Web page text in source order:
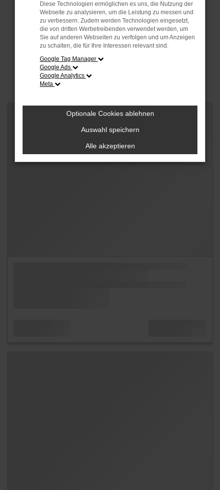
Diese Technologien ermöglichen es uns, die Nutzung der
Webseite zu analysieren, um die Leistung zu messen und
zu verbessern. Zudem werden Technologien eingesetzt,
die von dritten Werbetreibenden verwendet werden, um
Sie auf anderen Webseiten zu verfolgen und um Anzeigen
zu schalten, die für Ihre Interessen relevant sind.
Google Tag Manager
Google Ads
Google Analytics
Meta
Optionale Cookies ablehnen
Auswahl speichern
Alle akzeptieren